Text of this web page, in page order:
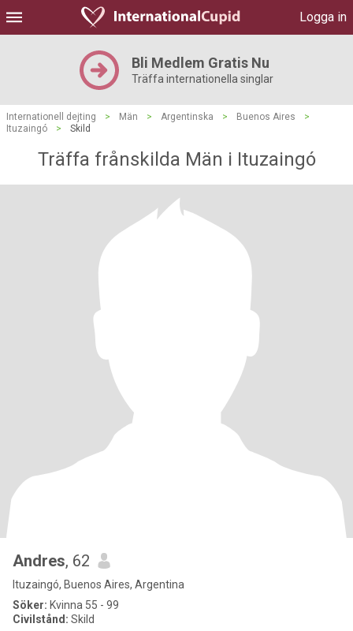
Logga in
Bli Medlem Gratis Nu
Träffa internationella singlar
Internationell dejting > Män > Argentinska > Buenos Aires
>
Ituzaingó
> Skild
Träffa frånskilda Män i Ituzaingó
Andres, 62
Ituzaingó, Buenos Aires, Argentina
Söker: Kvinna 55 - 99
Civilstånd: Skild